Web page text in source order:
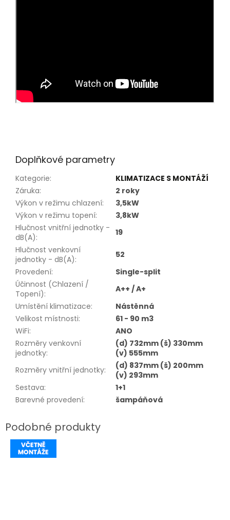
Doplňkové parametry
Kategorie:
KLIMATIZACE S MONTÁŽÍ
Záruka:
2 roky
Výkon v režimu chlazení:
3,5kW
Výkon v režimu topení:
3,8kW
Hlučnost vnitřní jednotky -
dB(A):
19
Hlučnost venkovní
jednotky - dB(A):
52
Provedení:
Single-split
Účinnost (Chlazení /
Topení):
A++ / A+
Umístění klimatizace:
Nástěnná
Velikost místnosti:
61 - 90 m3
WiFi:
ANO
Rozměry venkovní
jednotky:
(d) 732mm (š) 330mm
(v) 555mm
Rozměry vnitřní jednotky:
(d) 837mm (š) 200mm
(v) 293mm
Sestava:
1+1
Barevné provedení: šampáňová